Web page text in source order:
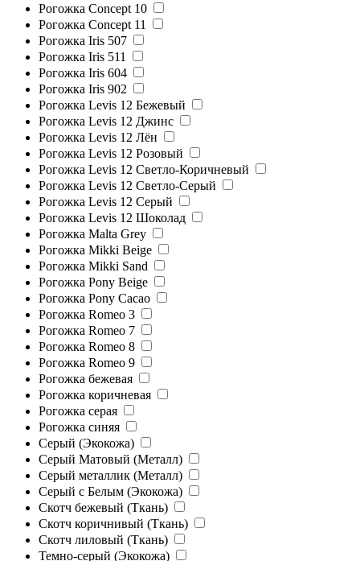
Рогожка Concept 10
Рогожка Concept 11
Рогожка Iris 507
Рогожка Iris 511
Рогожка Iris 604
Рогожка Iris 902
Рогожка Levis 12 Бежевый
Рогожка Levis 12 Джинс
Рогожка Levis 12 Лён
Рогожка Levis 12 Розовый
Рогожка Levis 12 Светло-Коричневый
Рогожка Levis 12 Светло-Серый
Рогожка Levis 12 Серый
Рогожка Levis 12 Шоколад
Рогожка Malta Grey
Рогожка Mikki Beige
Рогожка Mikki Sand
Рогожка Pony Beige
Рогожка Pony Cacao
Рогожка Romeo 3
Рогожка Romeo 7
Рогожка Romeo 8
Рогожка Romeo 9
Рогожка бежевая
Рогожка коричневая
Рогожка серая
Рогожка синяя
Серый (Экокожа)
Серый Матовый (Металл)
Серый металлик (Металл)
Серый с Белым (Экокожа)
Скотч бежевый (Ткань)
Скотч коричнивый (Ткань)
Скотч лиловый (Ткань)
Темно-серый (Экокожа)